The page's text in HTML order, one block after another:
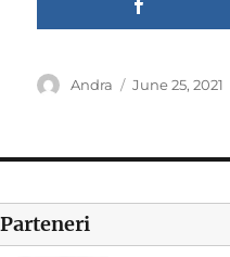
Author
Andra
Posted
June 25, 2021
Parteneri